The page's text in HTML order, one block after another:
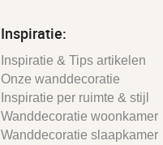
Inspiratie:
Inspiratie & Tips artikelen
Onze wanddecoratie
Inspiratie per ruimte & stijl
Wanddecoratie woonkamer
Wanddecoratie slaapkamer